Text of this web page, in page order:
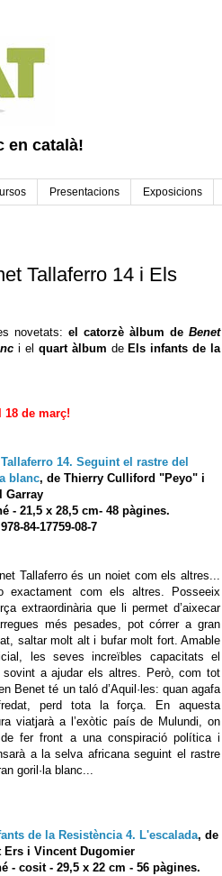
en català!
Presentacions Exposicions
Tallaferro 14 i Els
novetats:el catorzè àlbum deBenet
i el quart àlbum de Els infants de la
18 de març!
14. Seguint el rastre del
blanc, de Thierry Culliford "Peyo" i
Garray
- 21,5 x 28,5 cm- 48 pàgines.
84-17759-08-7
Tallaferro és un noiet com els altres...
exactament com els altres. Posseeix
extraordinària que li permet d’aixecar
més pesades, pot córrer a gran
saltar molt alt i bufar molt fort. Amable
les seves increïbles capacitats el
sovint a ajudar els altres. Però, com tot
Benet té un taló d’Aquil·les: quan agafa
perd tota la força. En aquesta
viatjarà a l’exòtic país de Mulundi, on
de fer front a una conspiració política i
a la selva africana seguint el rastre
goril·la blanc...
de la Resistència 4. L'escalada, de
Ers i Vincent Dugomier
- cosit - 29,5 x 22 cm - 56 pàgines.